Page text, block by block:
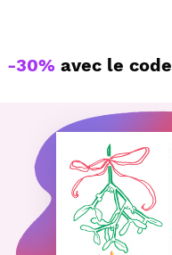
-30% avec le code